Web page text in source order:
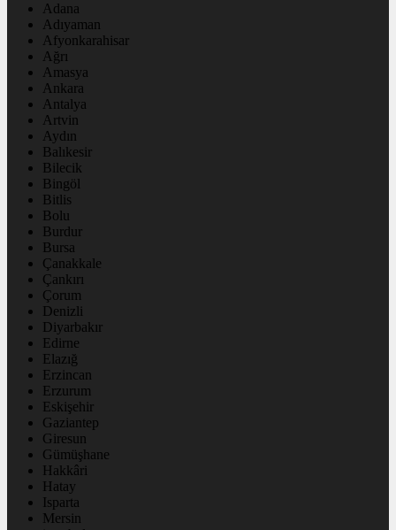
Adana
Adıyaman
Afyonkarahisar
Ağrı
Amasya
Ankara
Antalya
Artvin
Aydın
Balıkesir
Bilecik
Bingöl
Bitlis
Bolu
Burdur
Bursa
Çanakkale
Çankırı
Çorum
Denizli
Diyarbakır
Edirne
Elazığ
Erzincan
Erzurum
Eskişehir
Gaziantep
Giresun
Gümüşhane
Hakkâri
Hatay
Isparta
Mersin